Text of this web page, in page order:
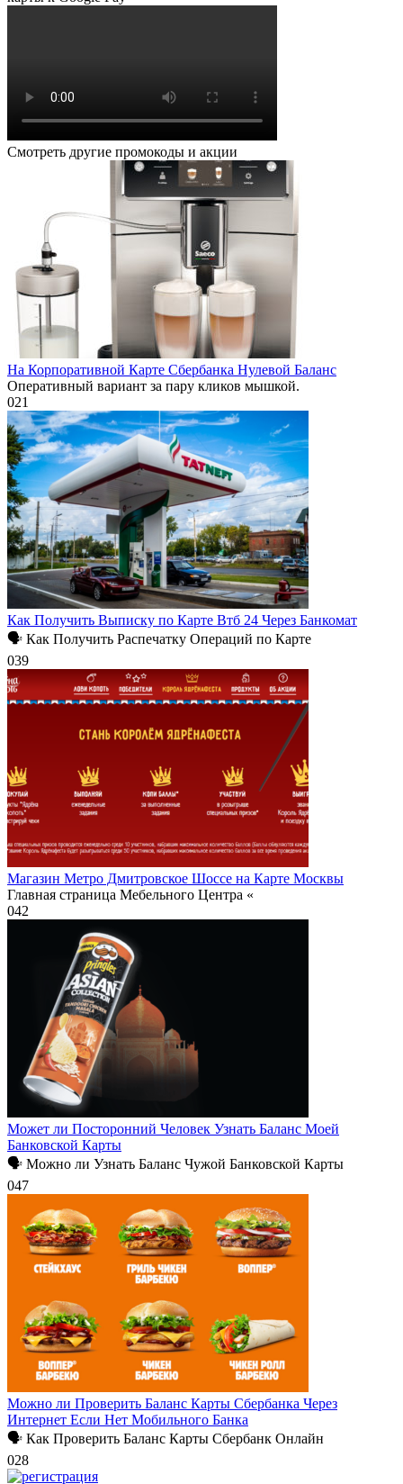
Смотреть другие промокоды и акции
На Корпоративной Карте Сбербанка Нулевой Баланс
Оперативный вариант за пару кликов мышкой.
021
Как Получить Выписку по Карте Втб 24 Через Банкомат
🗣 Как Получить Распечатку Операций по Карте
039
Магазин Метро Дмитровское Шоссе на Карте Москвы
Главная страница Мебельного Центра «
042
Может ли Посторонний Человек Узнать Баланс Моей
Банковской Карты
🗣 Можно ли Узнать Баланс Чужой Банковской Карты
047
Можно ли Проверить Баланс Карты Сбербанка Через
Интернет Если Нет Мобильного Банка
🗣 Как Проверить Баланс Карты Сбербанк Онлайн
028